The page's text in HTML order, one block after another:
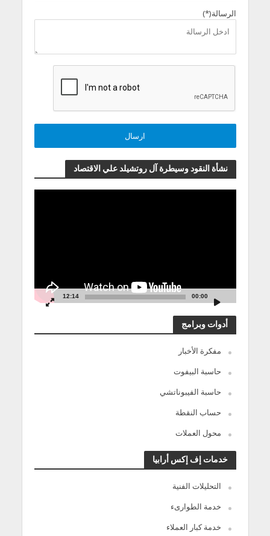
الرسالة(*)
نشأة النقود وسيطرة آل روتشيلد علي الاقتصاد
00:00
12:14
أدوات وبرامج
مفكرة الأخبار
حاسبة البيفوت
حاسبة الفيبوناتشي
حساب النقطة
محول العملات
خدمات إف إكس أرابيا
التحليلات الفنية
خدمة الطوارىء
خدمة كبار العملاء